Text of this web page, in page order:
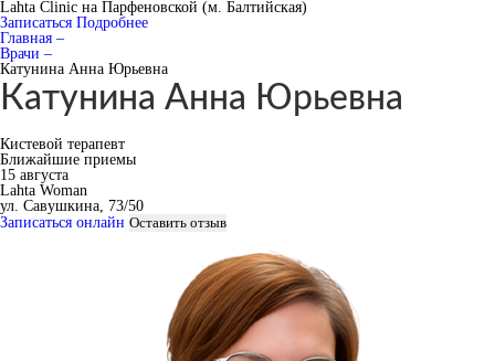
Lahta Clinic на Парфеновской (м. Балтийская)
Записаться Подробнее
Главная –
Врачи –
Катунина Анна Юрьевна
Катунина Анна Юрьевна
Кистевой терапевт
Ближайшие приемы
15 августа
Lahta Woman
ул. Савушкина, 73/50
Записаться онлайн Оставить отзыв